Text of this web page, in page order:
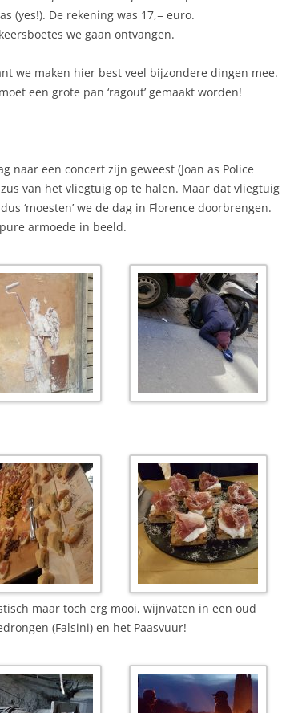
(yes!). De rekening was 17,= euro.
we gaan ontvangen.
we maken hier best veel bijzondere dingen mee.
een grote pan ‘ragout’ gemaakt worden!
naar een concert zijn geweest (Joan as Police
van het vliegtuig op te halen. Maar dat vliegtuig
‘moesten’ we de dag in Florence doorbrengen.
armoede in beeld.
maar toch erg mooi, wijnvaten in een oud
(Falsini) en het Paasvuur!